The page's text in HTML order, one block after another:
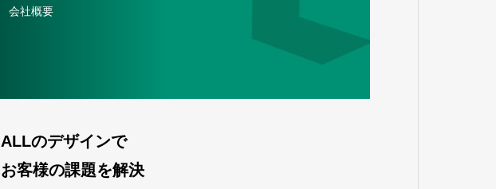
会社概要
ALLのデザインで
お客様の課題を解決